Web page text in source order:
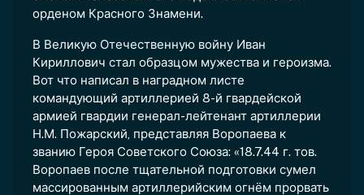
орденом Красного Знамени.
В Великую Отечественную войну Иван
Кириллович стал образцом мужества и героизма.
Вот что написал в наградном листе
командующий артиллерией 8-й гвардейской
армией гвардии генерал-лейтенант артиллерии
Н.М. Пожарский, представляя Воропаева к
званию Героя Советского Союза: «18.7.44 г. тов.
Воропаев после тщательной подготовки сумел
массированным артиллерийским огнём прорвать